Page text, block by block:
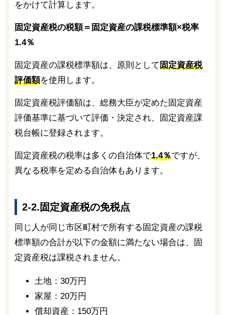
をかけて計算します。
固定資産税の税額＝固定資産の課税標準額×税率
1.4％
固定資産の課税標準額は、原則として固定資産税
評価額を使用します。
固定資産税評価額は、総務大臣が定めた固定資産
評価基準に基づいて評価・決定され、固定資産課
税台帳に登録されます。
固定資産税の税率は多くの自治体で1.4％ですが、
異なる税率を定める自治体もあります。
2-2.固定資産税の免税点
同じ人が同じ市区町村で所有する固定資産の課税
標準額の合計が以下の金額に満たない場合は、固
定資産税は課税されません。
土地：30万円
家屋：20万円
償却資産：150万円